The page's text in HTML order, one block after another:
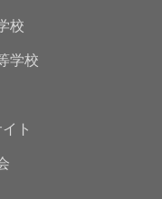
校
学校
ト